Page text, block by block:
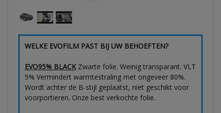
WELKE EVOFILM PAST BIJ UW BEHOEFTEN?
EVO95% BLACKZwarte folie. Weinig transparant. VLT
5% Vermindert warmtestraling met ongeveer 80%.
Wordt achter de B-stijl geplaatst, niet geschikt voor
voorportieren. Onze best verkochte folie.